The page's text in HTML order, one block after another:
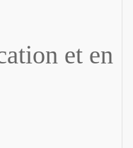
et en